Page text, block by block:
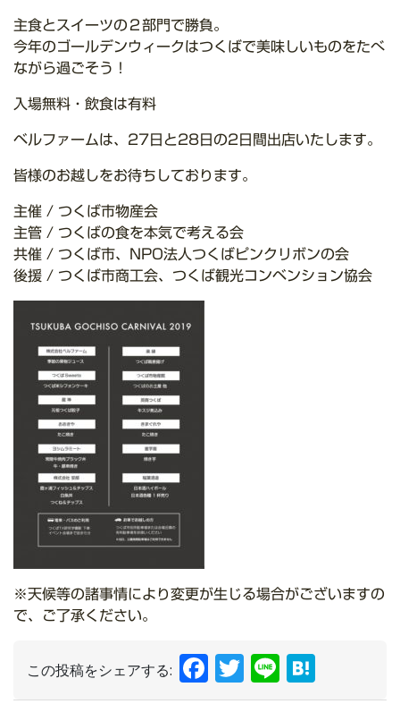
主食とスイーツの２部門で勝負。
今年のゴールデンウィークはつくばで美味しいものをたべ
ながら過ごそう！
入場無料・飲食は有料
ベルファームは、27日と28日の2日間出店いたします。
皆様のお越しをお待ちしております。
主催 / つくば市物産会
主管 / つくばの食を本気で考える会
共催 / つくば市、NPO法人つくばピンクリボンの会
後援 / つくば市商工会、つくば観光コンベンション協会
※天候等の諸事情により変更が生じる場合がございますの
で、ご了承ください。
この投稿をシェアする: Facebook
Twitter
Line